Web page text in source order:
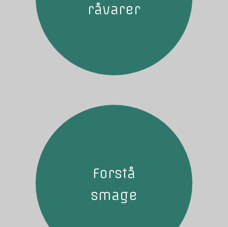
råvarer
Forstå
smage